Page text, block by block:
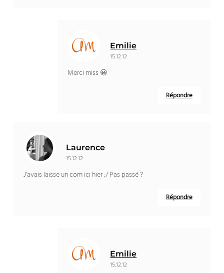
Emilie
15.12.12
Merci miss 😀
Répondre
Laurence
15.12.12
J’avais laisse un com ici hier :/ Pas passé ?
Répondre
Emilie
15.12.12